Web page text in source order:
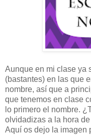
Aunque en mi clase ya
(bastantes) en las que
nombre, así que a
que tenemos en clase
lo primero el nombre.
olvidadizas a la hora
Aquí os dejo la imagen